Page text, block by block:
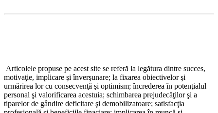
Articolele propuse pe acest site se referă la legătura dintre succes,
motivaţie, implicare şi înverşunare; la fixarea obiectivelor şi
urmărirea lor cu consecvenţă şi optimism; încrederea în potenţialul
personal şi valorificarea acestuia; schimbarea prejudecăţilor şi a
tiparelor de gândire deficitare şi demobilizatoare; satisfacţia